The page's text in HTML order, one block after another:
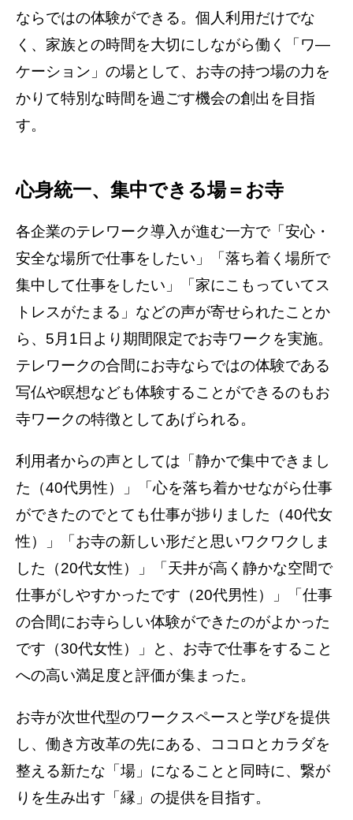
ならではの体験ができる。個人利用だけでな
く、家族との時間を大切にしながら働く「ワ―
ケーション」の場として、お寺の持つ場の力を
かりて特別な時間を過ごす機会の創出を目指
す。
心身統一、集中できる場＝お寺
各企業のテレワーク導入が進む一方で「安心・
安全な場所で仕事をしたい」「落ち着く場所で
集中して仕事をしたい」「家にこもっていてス
トレスがたまる」などの声が寄せられたことか
ら、5月1日より期間限定でお寺ワークを実施。
テレワークの合間にお寺ならではの体験である
写仏や瞑想なども体験することができるのもお
寺ワークの特徴としてあげられる。
利用者からの声としては「静かで集中できまし
た（40代男性）」「心を落ち着かせながら仕事
ができたのでとても仕事が捗りました（40代女
性）」「お寺の新しい形だと思いワクワクしま
した（20代女性）」「天井が高く静かな空間で
仕事がしやすかったです（20代男性）」「仕事
の合間にお寺らしい体験ができたのがよかった
です（30代女性）」と、お寺で仕事をすること
への高い満足度と評価が集まった。
お寺が次世代型のワークスペースと学びを提供
し、働き方改革の先にある、ココロとカラダを
整える新たな「場」になることと同時に、繋が
りを生み出す「縁」の提供を目指す。